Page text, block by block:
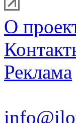
О
Реклама